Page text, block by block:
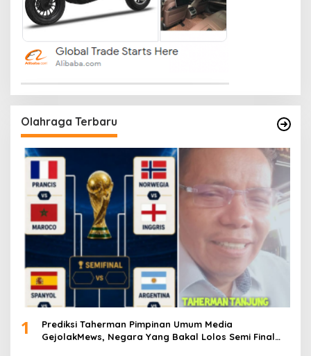
Olahraga Terbaru
1
Prediksi Taherman Pimpinan Umum Media
GejolakMews, Negara Yang Bakal Lolos Semi Final